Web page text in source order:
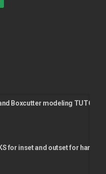
Boxcutter modeling
for inset and outset for hard